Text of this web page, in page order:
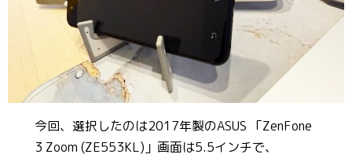
今回、選択したのは2017年製のASUS 「ZenFone
3 Zoom (ZE553KL)」画面は5.5インチで、